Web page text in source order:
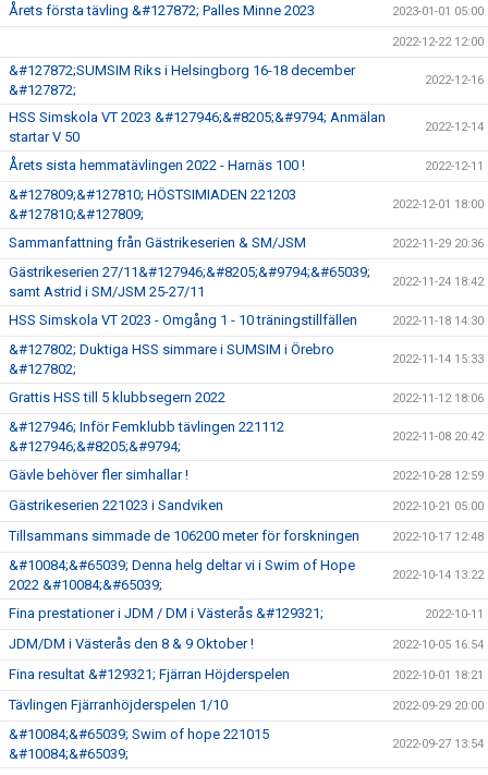
Årets första tävling &#127872; Palles Minne 2023 2023-01-01 05:00
2022-12-22 12:00
&#127872;SUMSIM Riks i Helsingborg 16-18 december
&#127872;
2022-12-16
HSS Simskola VT 2023 &#127946;&#8205;&#9794; Anmälan
startar V 50
2022-12-14
Årets sista hemmatävlingen 2022 - Harnäs 100 ! 2022-12-11
&#127809;&#127810; HÖSTSIMIADEN 221203
&#127810;&#127809;
2022-12-01 18:00
Sammanfattning från Gästrikeserien & SM/JSM 2022-11-29 20:36
Gästrikeserien 27/11&#127946;&#8205;&#9794;&#65039;
samt Astrid i SM/JSM 25-27/11
2022-11-24 18:42
HSS Simskola VT 2023 - Omgång 1 - 10 träningstillfällen 2022-11-18 14:30
&#127802; Duktiga HSS simmare i SUMSIM i Örebro
&#127802;
2022-11-14 15:33
Grattis HSS till 5 klubbsegern 2022 2022-11-12 18:06
&#127946; Inför Femklubb tävlingen 221112
&#127946;&#8205;&#9794;
2022-11-08 20:42
Gävle behöver fler simhallar ! 2022-10-28 12:59
Gästrikeserien 221023 i Sandviken 2022-10-21 05:00
Tillsammans simmade de 106200 meter för forskningen 2022-10-17 12:48
&#10084;&#65039; Denna helg deltar vi i Swim of Hope
2022 &#10084;&#65039;
2022-10-14 13:22
Fina prestationer i JDM / DM i Västerås &#129321; 2022-10-11
JDM/DM i Västerås den 8 & 9 Oktober ! 2022-10-05 16:54
Fina resultat &#129321; Fjärran Höjderspelen 2022-10-01 18:21
Tävlingen Fjärranhöjderspelen 1/10 2022-09-29 20:00
&#10084;&#65039; Swim of hope 221015
&#10084;&#65039;
2022-09-27 13:54